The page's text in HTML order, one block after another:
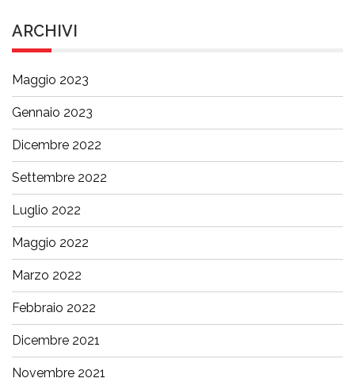
ARCHIVI
Maggio 2023
Gennaio 2023
Dicembre 2022
Settembre 2022
Luglio 2022
Maggio 2022
Marzo 2022
Febbraio 2022
Dicembre 2021
Novembre 2021